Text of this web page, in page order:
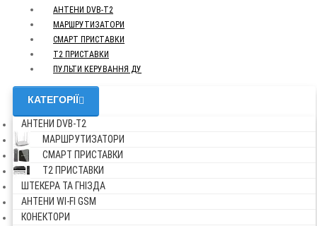
АНТЕНИ DVB-Т2
МАРШРУТИЗАТОРИ
СМАРТ ПРИСТАВКИ
Т2 ПРИСТАВКИ
ПУЛЬТИ КЕРУВАННЯ ДУ
КАТЕГОРІЇ
АНТЕНИ DVB-Т2
МАРШРУТИЗАТОРИ
СМАРТ ПРИСТАВКИ
Т2 ПРИСТАВКИ
ШТЕКЕРА ТА ГНІЗДА
АНТЕНИ WI-FI GSM
КОНЕКТОРИ